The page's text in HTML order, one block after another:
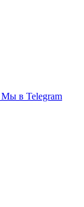
Мы в Telegram